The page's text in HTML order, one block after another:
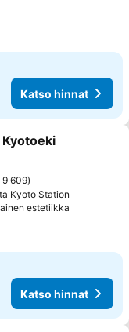
Katso hinnat
Kyotoeki
9 609
Kyoto Station
estetiikka
Katso hinnat